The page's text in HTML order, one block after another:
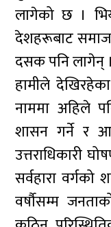
लागेको छ ।
देशहरूबाट
दसक पनि लागेन् ।
हामीले देखिरहेका
नाममा अहिले
शासन गर्ने र
उत्तराधिकारी
सर्वहारा
वर्षौसम्म